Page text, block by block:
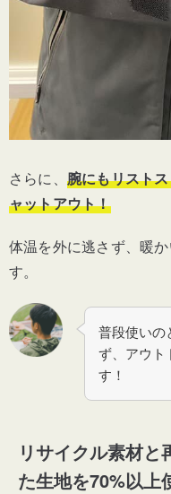
さらに、 腕にもリスト
ャットアウト！
体温を外に逃さず、暖
す。
普段使いの
ず、アウト
す！
リサイクル素材と
た生地を70%以上